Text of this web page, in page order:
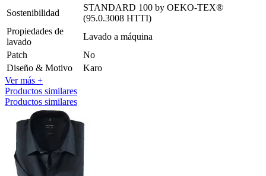
Sostenibilidad
STANDARD 100 by OEKO-TEX®
(95.0.3008 HTTI)
Propiedades de
lavado
Lavado a máquina
Patch
No
Diseño & Motivo
Karo
Ver más +
Productos similares
Productos similares